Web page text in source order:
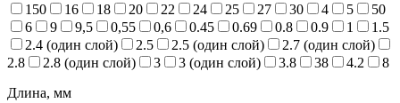
150
16 18 20 22 24 25 27 30 4 5
50
6
9 9,5 0,55 0,6 0.45 0.69 0.8 0.9 1
1.5
2.4 (один слой)
2.5 2.5 (один слой)
2.7 (один слой)
2.8
2.8 (один слой) 3 3 (один слой) 3.8 38 4.2
8
Длина, мм